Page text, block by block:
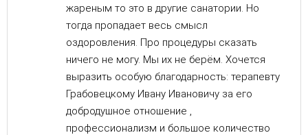
жареным то это в другие санатории. Но
тогда пропадает весь смысл
оздоровления. Про процедуры сказать
ничего не могу. Мы их не берём. Хочется
выразить особую благодарность: терапевту
Грабовецкому Ивану Ивановичу за его
добродушное отношение ,
профессионализм и большое количество